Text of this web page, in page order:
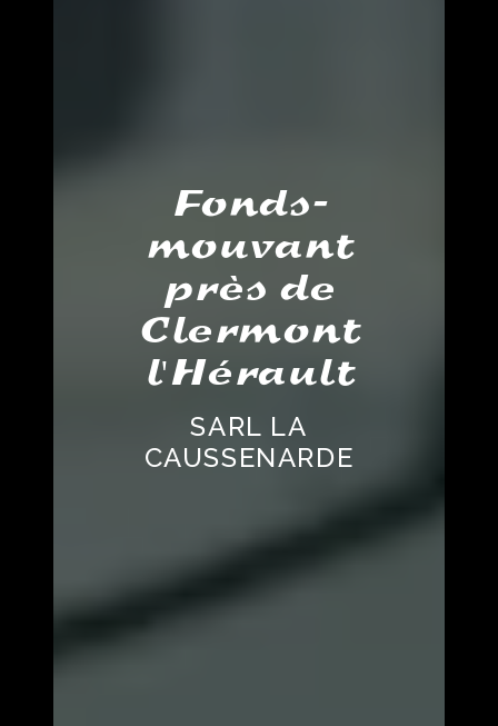
Fonds-
mouvant
près de
Clermont
l'Hérault
SARL LA
CAUSSENARDE